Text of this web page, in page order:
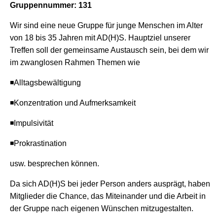
Gruppennummer: 131
Wir sind eine neue Gruppe für junge Menschen im Alter
von 18 bis 35 Jahren mit AD(H)S. Hauptziel unserer
Treffen soll der gemeinsame Austausch sein, bei dem wir
im zwanglosen Rahmen Themen wie
◾Alltagsbewältigung
◾Konzentration und Aufmerksamkeit
◾Impulsivität
◾Prokrastination
usw. besprechen können.
Da sich AD(H)S bei jeder Person anders ausprägt, haben
Mitglieder die Chance, das Miteinander und die Arbeit in
der Gruppe nach eigenen Wünschen mitzugestalten.